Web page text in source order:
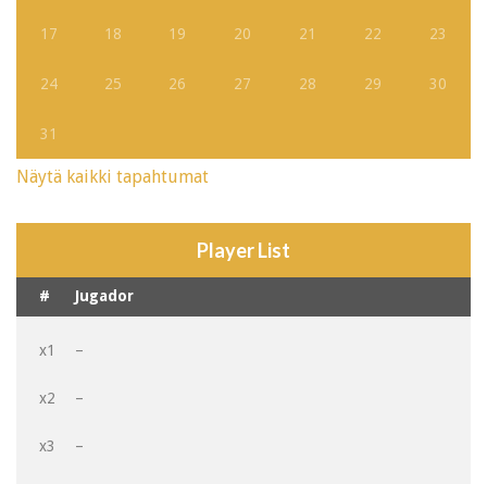
17 18 19 20 21 22 23
24 25 26 27 28 29 30
31
Näytä kaikki tapahtumat
Player List
# Jugador
x1 –
x2 –
x3 –